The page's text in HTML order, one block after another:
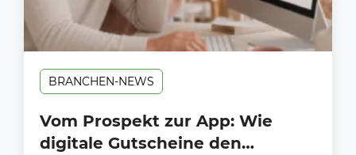
BRANCHEN-NEWS
Vom Prospekt zur App: Wie
digitale Gutscheine den